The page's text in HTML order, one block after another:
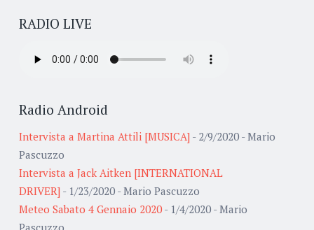
RADIO LIVE
Radio Android
Intervista a Martina Attili [MUSICA] - 2/9/2020 - Mario
Pascuzzo
Intervista a Jack Aitken [INTERNATIONAL
DRIVER] - 1/23/2020 - Mario Pascuzzo
Meteo Sabato 4 Gennaio 2020 - 1/4/2020 - Mario
Pascuzzo